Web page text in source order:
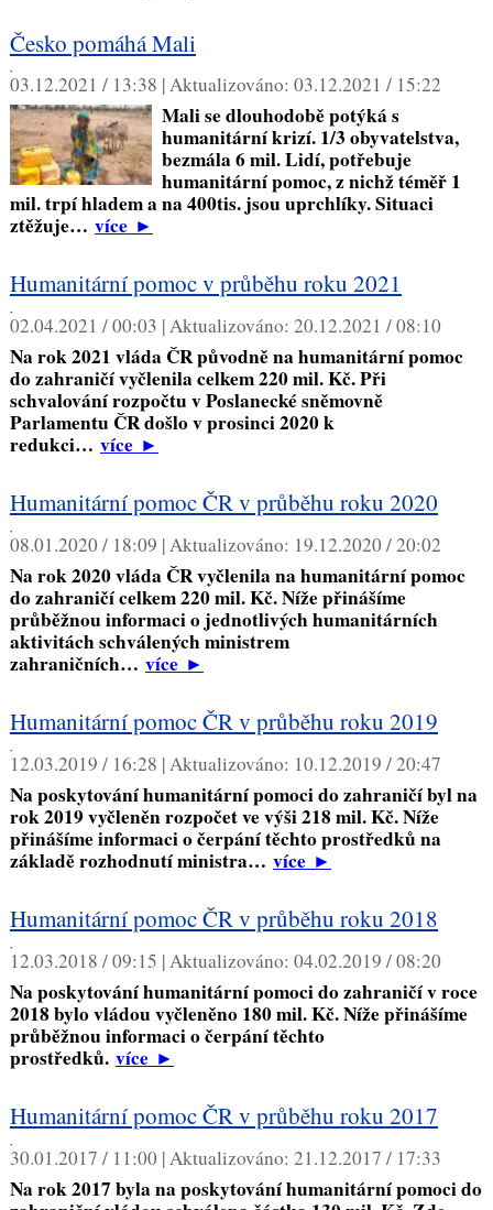
Česko pomáhá Mali
,
03.12.2021 / 13:38 |Aktualizováno: 03.12.2021 / 15:22
Mali se dlouhodobě potýká s
humanitární krizí. 1/3 obyvatelstva,
bezmála 6 mil. Lidí, potřebuje
humanitární pomoc, z nichž téměř 1
mil. trpí hladem a na 400tis. jsou uprchlíky. Situaci
ztěžuje… více►
Humanitární pomoc v průběhu roku 2021
,
02.04.2021 / 00:03 |Aktualizováno: 20.12.2021 / 08:10
Na rok 2021 vláda ČR původně na humanitární pomoc
do zahraničí vyčlenila celkem 220 mil. Kč. Při
schvalování rozpočtu v Poslanecké sněmovně
Parlamentu ČR došlo v prosinci 2020 k
redukci… více►
Humanitární pomoc ČR v průběhu roku 2020
,
08.01.2020 / 18:09 |Aktualizováno: 19.12.2020 / 20:02
Na rok 2020 vláda ČR vyčlenila na humanitární pomoc
do zahraničí celkem 220 mil. Kč. Níže přinášíme
průběžnou informaci o jednotlivých humanitárních
aktivitách schválených ministrem
zahraničních… více►
Humanitární pomoc ČR v průběhu roku 2019
,
12.03.2019 / 16:28 |Aktualizováno: 10.12.2019 / 20:47
Na poskytování humanitární pomoci do zahraničí byl na
rok 2019 vyčleněn rozpočet ve výši 218 mil. Kč. Níže
přinášíme informaci o čerpání těchto prostředků na
základě rozhodnutí ministra… více►
Humanitární pomoc ČR v průběhu roku 2018
,
12.03.2018 / 09:15 |Aktualizováno: 04.02.2019 / 08:20
Na poskytování humanitární pomoci do zahraničí v roce
2018 bylo vládou vyčleněno 180 mil. Kč. Níže přinášíme
průběžnou informaci o čerpání těchto
prostředků. více►
Humanitární pomoc ČR v průběhu roku 2017
,
30.01.2017 / 11:00 |Aktualizováno: 21.12.2017 / 17:33
Na rok 2017 byla na poskytování humanitární pomoci do